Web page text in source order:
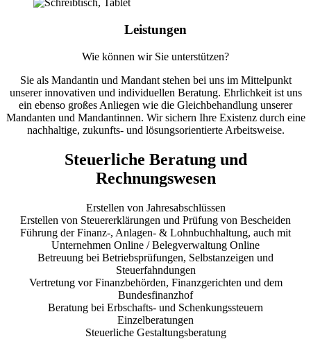
Leistungen
Wie können wir Sie unterstützen?
Sie als Mandantin und Mandant stehen bei uns im Mittelpunkt
unserer innovativen und individuellen Beratung. Ehrlichkeit ist uns
ein ebenso großes Anliegen wie die Gleichbehandlung unserer
Mandanten und Mandantinnen. Wir sichern Ihre Existenz durch eine
nachhaltige, zukunfts- und lösungsorientierte Arbeitsweise.
Steuerliche Beratung und
Rechnungswesen
Erstellen von Jahresabschlüssen
Erstellen von Steuererklärungen und Prüfung von Bescheiden
Führung der Finanz-, Anlagen- & Lohnbuchhaltung, auch mit
Unternehmen Online / Belegverwaltung Online
Betreuung bei Betriebsprüfungen, Selbstanzeigen und
Steuerfahndungen
Vertretung vor Finanzbehörden, Finanzgerichten und dem
Bundesfinanzhof
Beratung bei Erbschafts- und Schenkungssteuern
Einzelberatungen
Steuerliche Gestaltungsberatung